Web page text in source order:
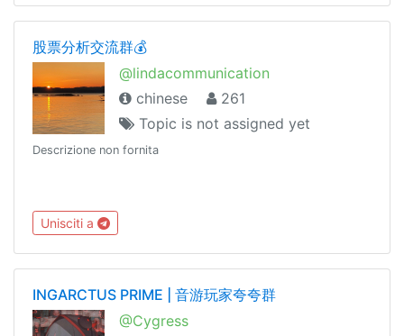
股票分析交流群💰
@lindacommunication
chinese
261
Topic is not assigned yet
Descrizione non fornita
Unisciti a
INGARCTUS PRIME | 音游玩家夸夸群
@Cygress